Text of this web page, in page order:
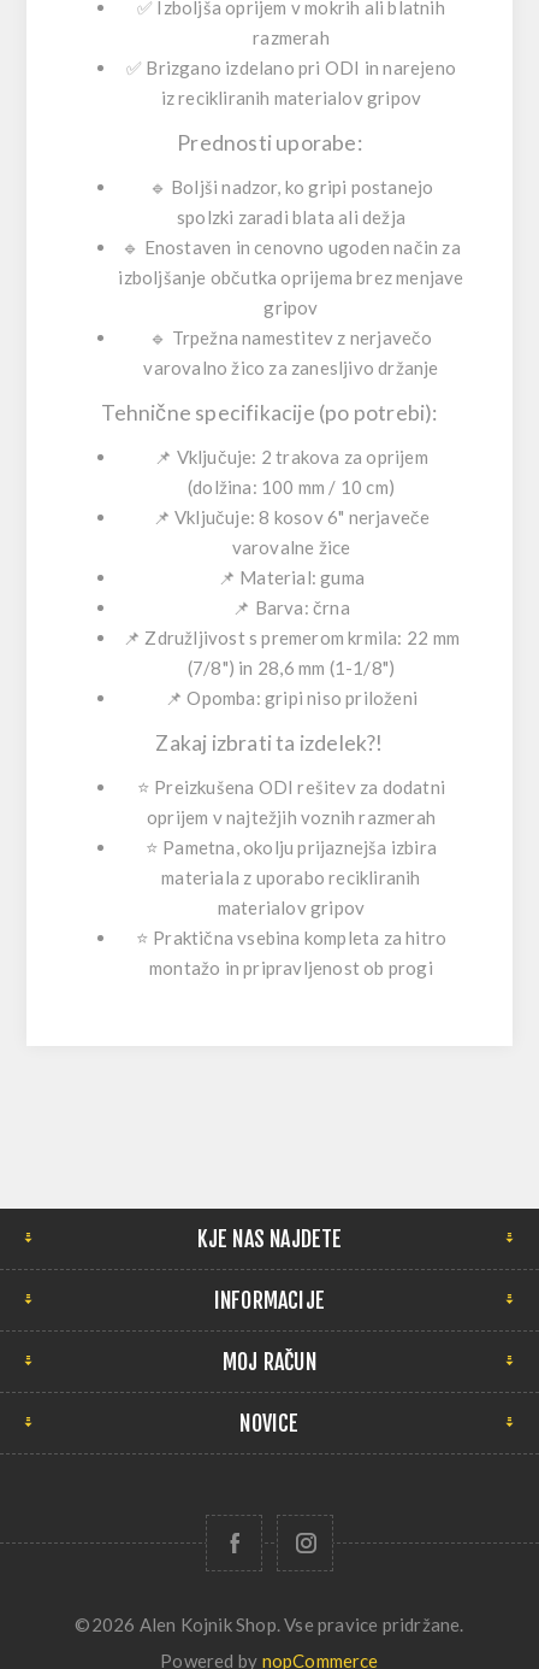
✅ Izboljša oprijem vmokrih ali blatnih
razmerah
✅ Brizgano izdelano pri ODI in narejeno
iz recikliranih materialov gripov
Prednosti uporabe:
🔹 Boljši nadzor, ko gripi postanejo
spolzki zaradi blata ali dežja
🔹 Enostaven in cenovno ugoden način za
izboljšanje občutka oprijema brez menjave
gripov
🔹 Trpežna namestitev z nerjavečo
varovalno žico za zanesljivo držanje
Tehnične specifikacije (po potrebi):
📌 Vključuje: 2 trakova za oprijem
(dolžina: 100 mm / 10 cm)
📌 Vključuje:8 kosov6" nerjaveče
varovalne žice
📌 Material:guma
📌 Barva: črna
📌 Združljivost s premerom krmila: 22 mm
(7/8") in 28,6 mm (1-1/8")
📌 Opomba: gripi niso priloženi
Zakaj izbrati ta izdelek?!
⭐ Preizkušena ODI rešitev za dodatni
oprijem v najtežjih voznih razmerah
⭐ Pametna, okolju prijaznejša izbira
materiala z uporabo recikliranih
materialov gripov
⭐ Praktična vsebina kompleta za hitro
montažo in pripravljenost ob progi
KJE NAS NAJDETE
INFORMACIJE
MOJ RAČUN
NOVICE
©2026 Alen Kojnik Shop. Vse pravice pridržane.
Powered by nopCommerce